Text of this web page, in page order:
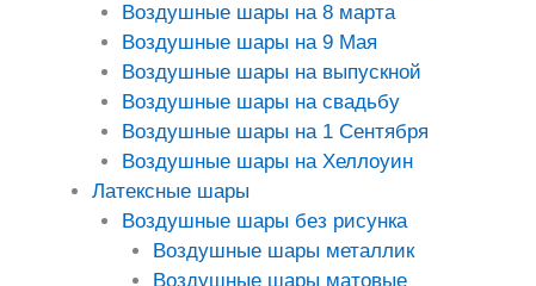
Воздушные шары на 8 марта
Воздушные шары на 9 Мая
Воздушные шары на выпускной
Воздушные шары на свадьбу
Воздушные шары на 1 Сентября
Воздушные шары на Хеллоуин
Латексные шары
Воздушные шары без рисунка
Воздушные шары металлик
Воздушные шары матовые